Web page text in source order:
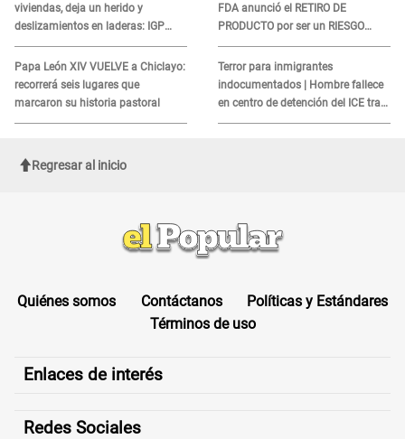
viviendas, deja un herido y
deslizamientos en laderas: IGP
alerta sobre posibles réplicas
Papa León XIV VUELVE a Chiclayo:
recorrerá seis lugares que
marcaron su historia pastoral
FDA anunció el RETIRO DE
PRODUCTO por ser un RIESGO
MORTAL para consumidores: ¿Cuál
es?
Terror para inmigrantes
indocumentados | Hombre fallece
en centro de detención del ICE tras
sufrir una "emergencia médica"
Regresar al inicio
Quiénes somos Contáctanos
Políticas y Estándares
Términos de uso
Enlaces de interés
Redes Sociales